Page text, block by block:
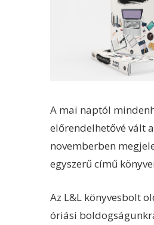
A mai naptól
előrendelhetővé vált a
novemberben
egyszerű című
Az L&L könyvesbolt
óriási